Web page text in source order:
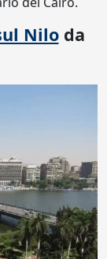
Niloda